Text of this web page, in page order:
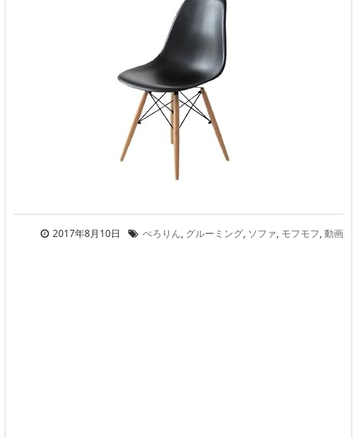
2017年8月10日 ぺろりん, グルーミング, ソファ, モフモフ,動画